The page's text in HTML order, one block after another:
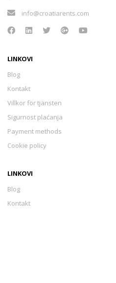
info@croatiarents.com
LINKOVI
Blog
Kontakt
Villkor för tjänsten
Sigurnost plaćanja
Payment methods
Cookie policy
LINKOVI
Blog
Kontakt